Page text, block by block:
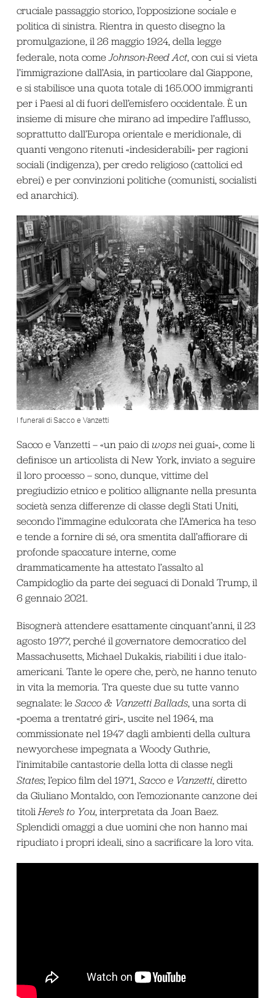
cruciale passaggio storico, l’opposizione sociale e
politica di sinistra. Rientra in questo disegno la
promulgazione, il 26 maggio 1924, della legge
federale, nota comeJohnson-Reed Act, con cui si vieta
l’immigrazione dall’Asia, in particolare dal Giappone,
e si stabilisce una quota totale di 165.000 immigranti
per i Paesi al di fuori dell’emisfero occidentale. È un
insieme di misure che mirano ad impedire l’afflusso,
soprattutto dall’Europa orientale e meridionale, di
quanti vengono ritenuti «indesiderabili» per ragioni
sociali (indigenza), per credo religioso (cattolici ed
ebrei) e per convinzioni politiche (comunisti, socialisti
ed anarchici).
I funerali di Sacco e Vanzetti
Sacco e Vanzetti – «un paio di wops nei guai», come li
definisce un articolista di New York, inviato a seguire
il loro processo – sono, dunque, vittime del
pregiudizio etnico e politico allignante nella presunta
società senza differenze di classe degli Stati Uniti,
secondo l’immagine edulcorata che l’America ha teso
e tende a fornire di sé, ora smentita dall’affiorare di
profonde spaccature interne, come
drammaticamente ha attestato l’assalto al
Campidoglio da parte dei seguaci di Donald Trump, il
6 gennaio 2021.
Bisognerà attendere esattamente cinquant’anni, il 23
agosto 1977, perché il governatore democratico del
Massachusetts, Michael Dukakis, riabiliti i due italo-
americani. Tante le opere che, però, ne hanno tenuto
in vita la memoria. Tra queste due su tutte vanno
segnalate: le Sacco & Vanzetti Ballads, una sorta di
«poema a trentatré giri», uscite nel 1964, ma
commissionate nel 1947 dagli ambienti della cultura
newyorchese impegnata a Woody Guthrie,
l’inimitabile cantastorie della lotta di classe negli
States; l’epico film del 1971, Sacco e Vanzetti, diretto
da Giuliano Montaldo, con l’emozionante canzone dei
titoliHere’s to You, interpretata da Joan Baez.
Splendidi omaggi a due uomini che non hanno mai
ripudiato i propri ideali, sino a sacrificare la loro vita.